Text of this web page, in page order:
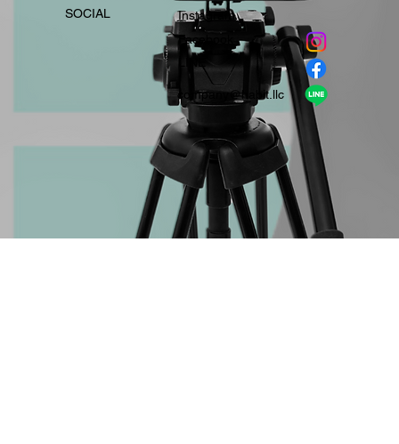
​SOCIAL
Instagram
​Facebook
company＠habit.llc